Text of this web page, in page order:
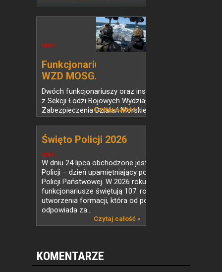
NEWS
Funkcjonariusze
WZD MOSG...
Dwóch funkcjonariuszy oraz instruktor
z Sekcji Łodzi Bojowych Wydziału
Zabezpieczenia Działań Morskiego
Oddziału Straży Granicznej ukończyli
specjalistyczny kurs sterników łodzi
bojowych...
Czytaj całość »
NEWS
Święto Policji 2026
W dniu 24 lipca obchodzone jest Święto
Policji – dzień upamiętniający powołanie
Policji Państwowej. W 2026 roku
funkcjonariusze świętują 107. rocznicę
utworzenia formacji, która od ponad wieku
odpowiada za...
Czytaj całość »
KOMENTARZE